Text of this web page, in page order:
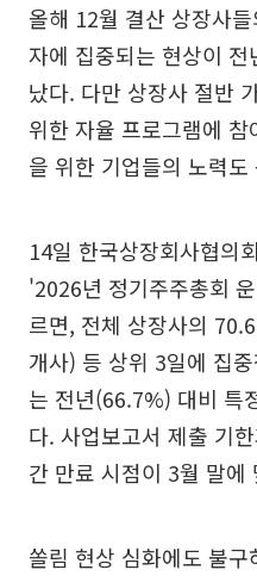
올해 12월 결산 상장사
자에 집중되는 현상이
났다. 다만 상장사 절반
위한 자율 프로그램에
을 위한 기업들의 노력
14일 한국상장회사협의
'2026년 정기주주총회
르면, 전체 상장사의
개사) 등 상위 3일에 집
는 전년(66.7%) 대비 특
다. 사업보고서 제출 기
간 만료 시점이 3월 말에
쏠림 현상 심화에도 불